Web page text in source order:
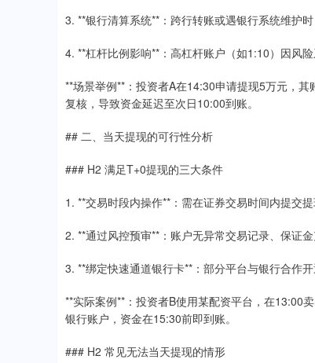
3. **银行清算系统**：跨行转账或遇银行系统维护
4. **杠杆比例影响**：高杠杆账户（如1:10）因风
**场景举例**：投资者A在14:30申请提现5万元，
复核，导致资金延迟至次日10:00到账。
## 二、当天提现的可行性分析
### H2 满足T+0提现的三大条件
1. **交易时段内操作**：需在证券交易时间内提交
2. **通过风控预审**：账户无异常交易记录、保证
3. **绑定快速通道银行卡**：部分平台与银行合作
**实际案例**：投资者B使用某配资平台，在13:00
银行账户，资金在15:30前即到账。
### H2 常见无法当天提现的情形